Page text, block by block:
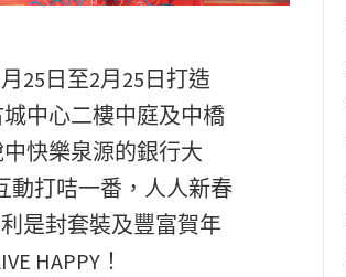
25日至2月25日打造
城中心二樓中庭及中橋
中快樂泉源的銀行大
動打咭一番，人人新春
是封套裝及豐富賀年
HAPPY！